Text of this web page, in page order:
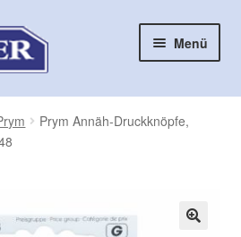
Menü
Prym Annäh-Druckknöpfe,